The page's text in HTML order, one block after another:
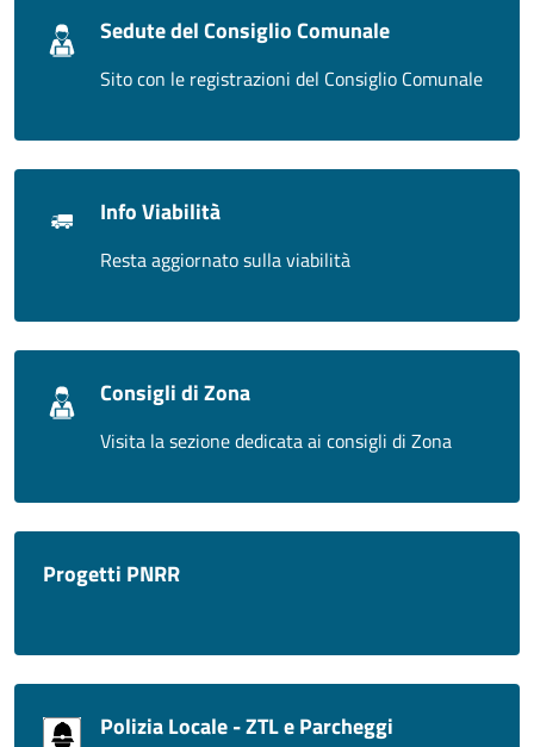
Sedute del Consiglio Comunale
Sito con le registrazioni del Consiglio Comunale
Info Viabilità
Resta aggiornato sulla viabilità
Consigli di Zona
Visita la sezione dedicata ai consigli di Zona
Progetti PNRR
Polizia Locale - ZTL e Parcheggi